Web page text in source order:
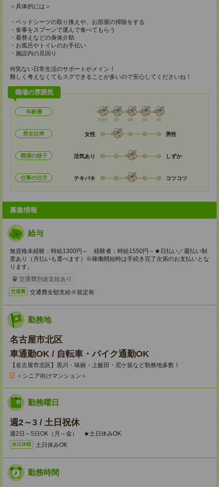
＜具体的には＞
・ベッドシーツの取り換えや、お部屋の掃除をする
・食事をスプーンで運んで食べてもらう
・着替えなどの身体介助
・お風呂やトイレのお手伝い
・施設内の見回り
何気ない日常生活のサポートがメイン！
難しく考えなくてもスグできることが多いので安心してくださいね！
職場の雰囲気
年齢層
20代 30 40 50 60
男女比率 女性 男性
職場の様子 活気あり しずか
仕事の仕方 テキパキ コツコツ
募集情報
給与
無資格未経験：時給1300円～ 経験者：時給1550円～★日払い／週払い制
度あり（月払いも選べます）※稼働開始時は手続き完了次第のお支払いとな
ります。
交通費別途支給あり
交通費 交通費全額支給※規定有
勤務地
名古屋市北区
車通勤OK / 自転車・バイク通勤OK
【名古屋市北区】黒川・味鋺・上飯田・尼ケ坂など勤務地多数！
＜シニア向けマンション＞
勤務曜日
週2～3 / 土日祝休
週2日～5日OK（月～金） ★土日休みOK
休日休暇 土日休みOK
勤務時間